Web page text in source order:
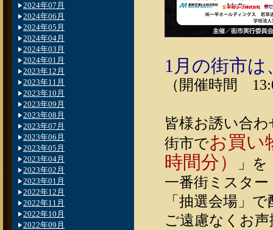
1月の街市は
（開催時間
皆様お誘い合
街市でお買い
時間分）
」を
一番街ミスタ
「抽選会場」
ご遠慮なくお
2024年07月
2024年06月
2024年05月
2024年04月
2024年03月
2024年01月
2023年12月
2023年11月
2023年10月
2023年09月
2023年08月
2023年07月
2023年06月
2023年05月
2023年04月
2023年02月
2023年01月
2022年12月
2022年11月
2022年10月
2022年09月